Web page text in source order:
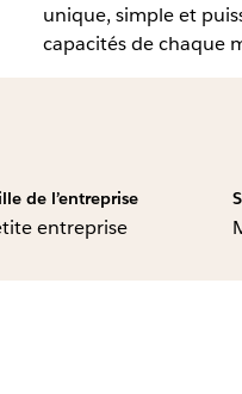
unique, simple et
capacités de chaque
de l’entreprise
entreprise